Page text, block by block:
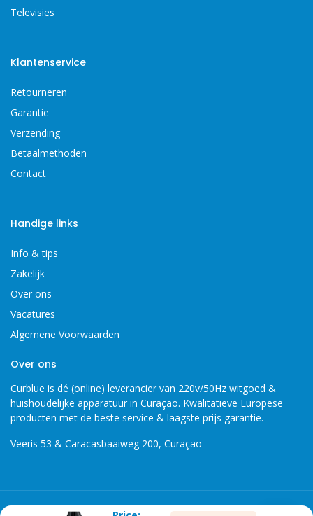
Televisies
Klantenservice
Retourneren
Garantie
Verzending
Betaalmethoden
Contact
Handige links
Info & tips
Zakelijk
Over ons
Vacatures
Algemene Voorwaarden
Over ons
Curblue is dé (online) leverancier van 220v/50Hz witgoed &
huishoudelijke apparatuur in Curaçao. Kwalitatieve Europese
producten met de beste service & laagste prijs garantie.
Veeris 53 & Caracasbaaiweg 200, Curaçao
Copyright 2026 © Curblue, disclaimer, er kunnen geen rechten